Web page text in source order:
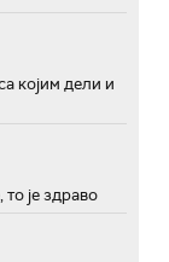
којим дели и
је здраво